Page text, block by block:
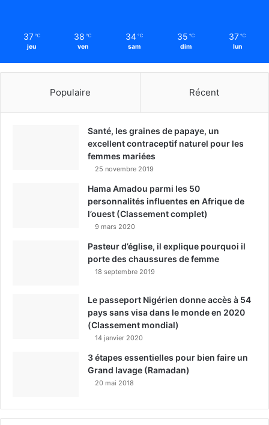
37 ℃
jeu
38 ℃
ven
34 ℃
sam
35 ℃
dim
37 ℃
lun
Populaire Récent
Santé, les graines de papaye, un
excellent contraceptif naturel pour les
femmes mariées
25 novembre 2019
Hama Amadou parmi les 50
personnalités influentes en Afrique de
l’ouest (Classement complet)
9 mars 2020
Pasteur d’église, il explique pourquoi il
porte des chaussures de femme
18 septembre 2019
Le passeport Nigérien donne accès à 54
pays sans visa dans le monde en 2020
(Classement mondial)
14 janvier 2020
3 étapes essentielles pour bien faire un
Grand lavage (Ramadan)
20 mai 2018